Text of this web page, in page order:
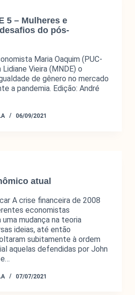
Econômico (MNDE) é um
públicas sobre as novas
economia expressas no debate
imprensa e em outros fóruns da
5 – Mulheres e
do pós-
Maria Oaquim (PUC-
Vieira (MNDE) o
de gênero no mercado
a pandemia. Edição: André
06/09/2021
atual
A crise financeira de 2008
economistas
mudança na teoria
ideias, até então
subitamente à ordem
aquelas defendidas por John
07/07/2021